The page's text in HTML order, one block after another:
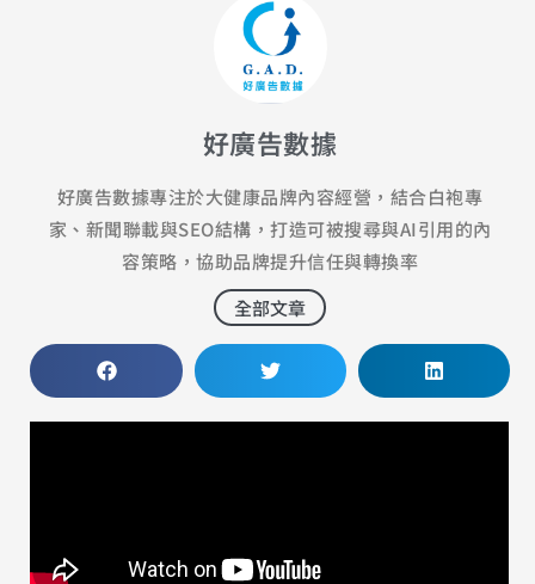
好廣告數據
好廣告數據專注於大健康品牌內容經營，結合白袍專
家、新聞聯載與SEO結構，打造可被搜尋與AI引用的內
容策略，協助品牌提升信任與轉換率
全部文章